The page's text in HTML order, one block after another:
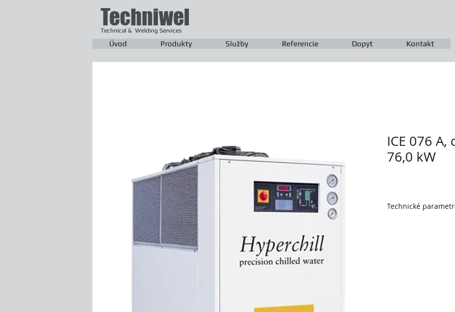
Techniwel
Technical & Welding Services
Úvod Produkty Služby Referencie Dopyt Kontakt
ICE 076
76,0 kW
Technické